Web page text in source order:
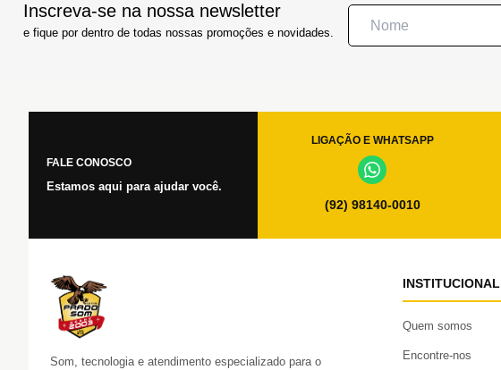
Inscreva-se na nossa newsletter
e fique por dentro de todas nossas promoções e novidades.
FALE CONOSCO
Estamos aqui para ajudar você.
LIGAÇÃO E WHATSAPP
(92) 98140-0010
Som, tecnologia e atendimento especializado para o
INSTITUCIONAL
Quem somos
Encontre-nos